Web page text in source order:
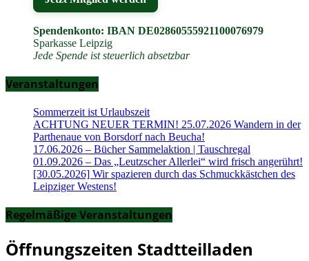
Spendenkonto: IBAN DE02860555921100076979
Sparkasse Leipzig
Jede Spende ist steuerlich absetzbar
Veranstaltungen
Sommerzeit ist Urlaubszeit
ACHTUNG NEUER TERMIN! 25.07.2026 Wandern in der
Parthenaue von Borsdorf nach Beucha!
17.06.2026 – Bücher Sammelaktion | Tauschregal
01.09.2026 – Das „Leutzscher Allerlei“ wird frisch angerührt!
[30.05.2026] Wir spazieren durch das Schmuckkästchen des
Leipziger Westens!
Regelmäßige Veranstaltungen
Öffnungszeiten Stadtteilladen